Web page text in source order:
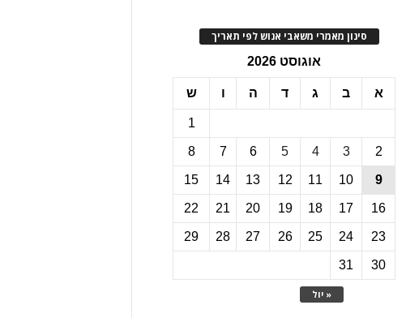
סינון מאמרי משאבי אנוש לפי תאריך
אוגוסט 2026
א ב ג ד ה ו ש
« יול
1
2
3
4
5
6
7
8
9
10
11
12
13
14
15
16
17
18
19
20
21
22
23
24
25
26
27
28
29
30
31